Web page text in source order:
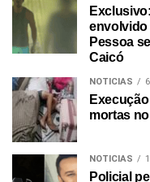
envolvido
Pessoa
Caicó
NOTICIAS
mortas
NOTICIAS
Policial